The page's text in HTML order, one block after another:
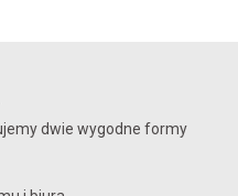
dwie wygodne formy